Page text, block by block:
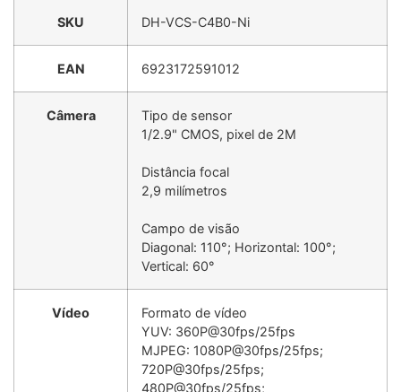
SKU DH-VCS-C4B0-Ni
EAN 6923172591012
Câmera
Tipo de sensor
1/2.9" CMOS, pixel de 2M
Distância focal
2,9 milímetros
Campo de visão
Diagonal: 110°; Horizontal: 100°;
Vertical: 60°
Vídeo
Formato de vídeo
YUV: 360P@30fps/25fps
MJPEG: 1080P@30fps/25fps;
720P@30fps/25fps;
480P@30fps/25fps;